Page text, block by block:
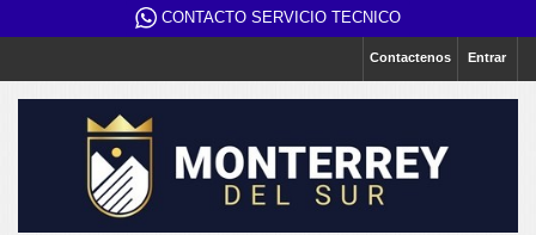
CONTACTO SERVICIO TECNICO
Entrar
Contactenos